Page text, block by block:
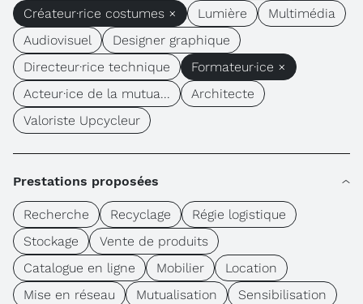
Créateur·rice costumes ×
Lumière
Multimédia
Audiovisuel
Designer graphique
Directeur·rice technique
Formateur·ice ×
Acteur·ice de la mutua...
Architecte
Valoriste Upcycleur
Prestations proposées
Recherche Recyclage
Régie logistique
Stockage
Vente de produits
Catalogue en ligne
Mobilier
Location
Mise en réseau
Mutualisation
Sensibilisation